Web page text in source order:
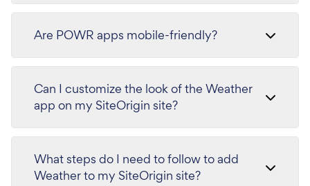
Are POWR apps mobile-friendly?
Can I customize the look of the Weather
app on my SiteOrigin site?
What steps do I need to follow to add
Weather to my SiteOrigin site?